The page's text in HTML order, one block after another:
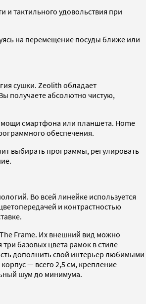
тактильного удовольствия при
на перемещение посуды ближе или
сушки. Zeolith обладает
получаете абсолютно чистую,
смартфона или планшета. Home
обеспечения.
выбирать программы, регулировать
Во всей линейке используется
и контрастностью
Frame. Их внешний вид можно
базовых цвета рамок в стиле
дополнить свой интерьер любимыми
— всего 2,5 см, крепление
шум до минимума.